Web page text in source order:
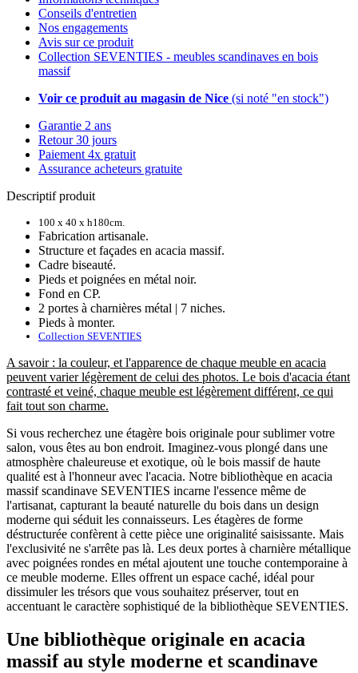
Conseils d'entretien
Nos engagements
Avis sur ce produit
Collection SEVENTIES - meubles scandinaves en bois
massif
Voir ce produit au magasin de Nice (si noté "en stock")
Garantie 2 ans
Retour 30 jours
Paiement 4x gratuit
Assurance acheteurs gratuite
Descriptif produit
100 x 40 x h180cm.
Fabrication artisanale.
Structure et façades en acacia massif.
Cadre biseauté.
Pieds et poignées en métal noir.
Fond en CP.
2 portes à charnières métal | 7 niches.
Pieds à monter.
Collection SEVENTIES
A savoir : la couleur, et l'apparence de chaque meuble en acacia
peuvent varier légèrement de celui des photos. Le bois d'acacia étant
contrasté et veiné, chaque meuble est légèrement différent, ce qui
fait tout son charme.
Si vous recherchez une étagère bois originale pour sublimer votre
salon, vous êtes au bon endroit. Imaginez-vous plongé dans une
atmosphère chaleureuse et exotique, où le bois massif de haute
qualité est à l'honneur avec l'acacia. Notre bibliothèque en acacia
massif scandinave SEVENTIES incarne l'essence même de
l'artisanat, capturant la beauté naturelle du bois dans un design
moderne qui séduit les connaisseurs. Les étagères de forme
déstructurée confèrent à cette pièce une originalité saisissante. Mais
l'exclusivité ne s'arrête pas là. Les deux portes à charnière métallique
avec poignées rondes en métal ajoutent une touche contemporaine à
ce meuble moderne. Elles offrent un espace caché, idéal pour
dissimuler les trésors que vous souhaitez préserver, tout en
accentuant le caractère sophistiqué de la bibliothèque SEVENTIES.
Une bibliothèque originale en acacia
massif au style moderne et scandinave